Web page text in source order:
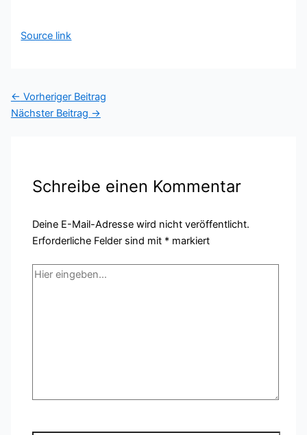
Source link
← Vorheriger Beitrag
Nächster Beitrag →
Schreibe einen Kommentar
Deine E-Mail-Adresse wird nicht veröffentlicht.
Erforderliche Felder sind mit * markiert
Hier